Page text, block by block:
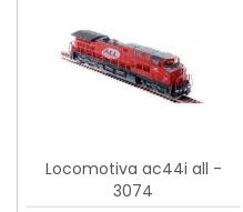
Locomotiva ac44i all -
3074